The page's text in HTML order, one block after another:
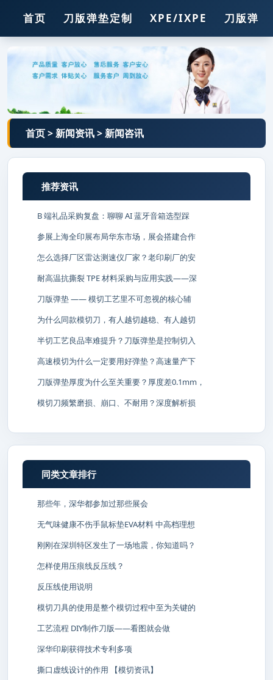
首页 刀版弹垫定制 XPE/IXPE 刀版弹垫
压痕线 钢孔
首页>新闻资讯>新闻咨讯
推荐资讯
B 端礼品采购复盘：聊聊 AI 蓝牙音箱选型踩
参展上海全印展布局华东市场，展会搭建合作
怎么选择厂区雷达测速仪厂家？老印刷厂的安
耐高温抗撕裂 TPE 材料采购与应用实践——深
刀版弹垫 —— 模切工艺里不可忽视的核心辅
为什么同款模切刀，有人越切越稳、有人越切
半切工艺良品率难提升？刀版弹垫是控制切入
高速模切为什么一定要用好弹垫？高速量产下
刀版弹垫厚度为什么至关重要？厚度差0.1mm，
模切刀频繁磨损、崩口、不耐用？深度解析损
同类文章排行
那些年，深华都参加过那些展会
无气味健康不伤手鼠标垫EVA材料 中高档理想
刚刚在深圳特区发生了一场地震，你知道吗？
怎样使用压痕线反压线？
反压线使用说明
模切刀具的使用是整个模切过程中至为关键的
工艺流程 DIY制作刀版——看图就会做
深华印刷获得技术专利多项
撕口虚线设计的作用 【模切资讯】